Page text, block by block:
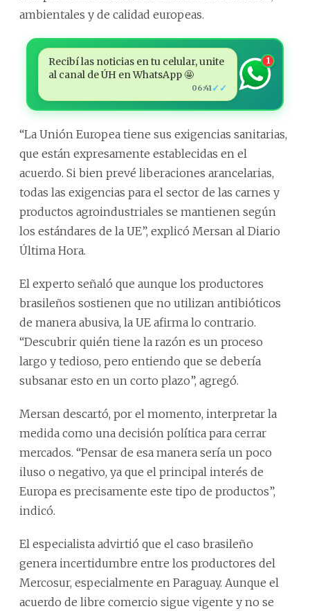
ambientales y de calidad europeas.
Recibí las noticias en tu celular, unite
al canal de ÚH en WhatsApp 🤩
06:41 ✓✓
1
“La Unión Europea tiene sus exigencias sanitarias,
que están expresamente establecidas en el
acuerdo. Si bien prevé liberaciones arancelarias,
todas las exigencias para el sector de las carnes y
productos agroindustriales se mantienen según
los estándares de la UE”, explicó Mersan al Diario
Última Hora.
El experto señaló que aunque los productores
brasileños sostienen que no utilizan antibióticos
de manera abusiva, la UE afirma lo contrario.
“Descubrir quién tiene la razón es un proceso
largo y tedioso, pero entiendo que se debería
subsanar esto en un corto plazo”, agregó.
Mersan descartó, por el momento, interpretar la
medida como una decisión política para cerrar
mercados. “Pensar de esa manera sería un poco
iluso o negativo, ya que el principal interés de
Europa es precisamente este tipo de productos”,
indicó.
El especialista advirtió que el caso brasileño
genera incertidumbre entre los productores del
Mercosur, especialmente en Paraguay. Aunque el
acuerdo de libre comercio sigue vigente y no se